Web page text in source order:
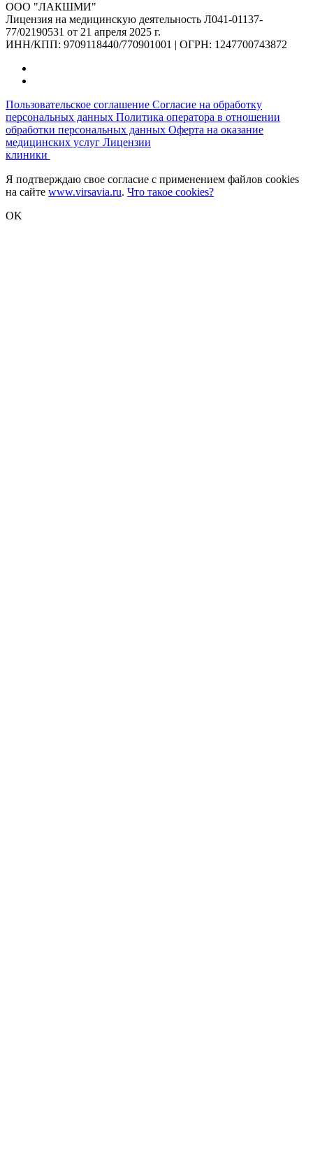
ООО "ЛАКШМИ"
Лицензия на медицинскую деятельность Л041-01137-
77/02190531 от 21 апреля 2025 г.
ИНН/КПП: 9709118440/770901001 | ОГРН: 1247700743872
Пользовательское соглашение Согласие на обработку
персональных данных Политика оператора в отношении
обработки персональных данных Оферта на оказание
медицинских услуг Лицензии
клиники
Я подтверждаю свое согласие с применением файлов cookies
на сайте www.virsavia.ru. Что такое cookies?
OK